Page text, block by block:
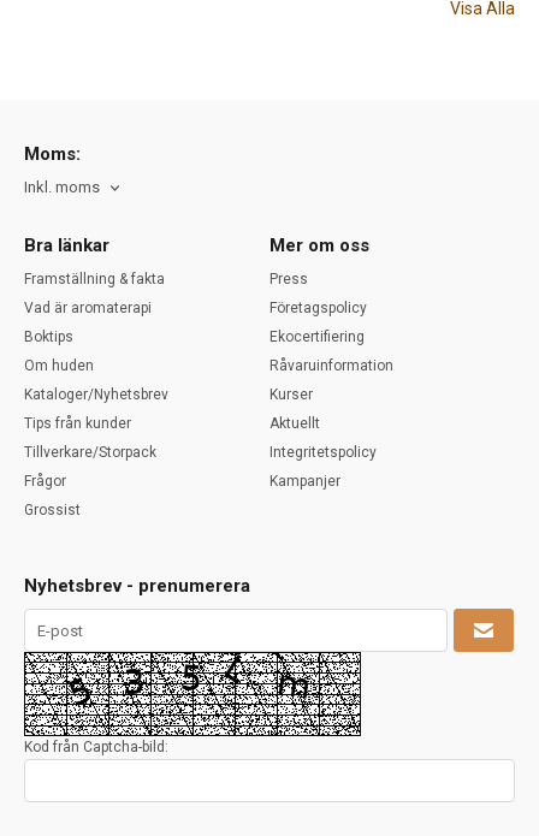
Visa Alla
Moms:
Inkl. moms
Bra länkar
Framställning & fakta
Vad är aromaterapi
Boktips
Om huden
Kataloger/Nyhetsbrev
Tips från kunder
Tillverkare/Storpack
Frågor
Grossist
Mer om oss
Press
Företagspolicy
Ekocertifiering
Råvaruinformation
Kurser
Aktuellt
Integritetspolicy
Kampanjer
Nyhetsbrev - prenumerera
Kod från Captcha-bild: